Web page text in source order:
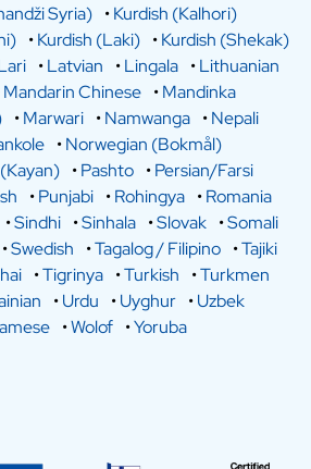
Syria) •Kurdish (Kalhori)
•Kurdish (Laki) •Kurdish (Shekak)
•Latvian •Lingala •Lithuanian
Mandarin Chinese •Mandinka
•Marwari •Namwanga •Nepali
•Norwegian (Bokmål)
•Pashto •Persian/Farsi
•Punjabi •Rohingya •Romania
•Sindhi •Sinhala •Slovak •Somali
•Swedish •Tagalog / Filipino •Tajiki
•Tigrinya •Turkish •Turkmen
•Urdu •Uyghur •Uzbek
•Wolof •Yoruba